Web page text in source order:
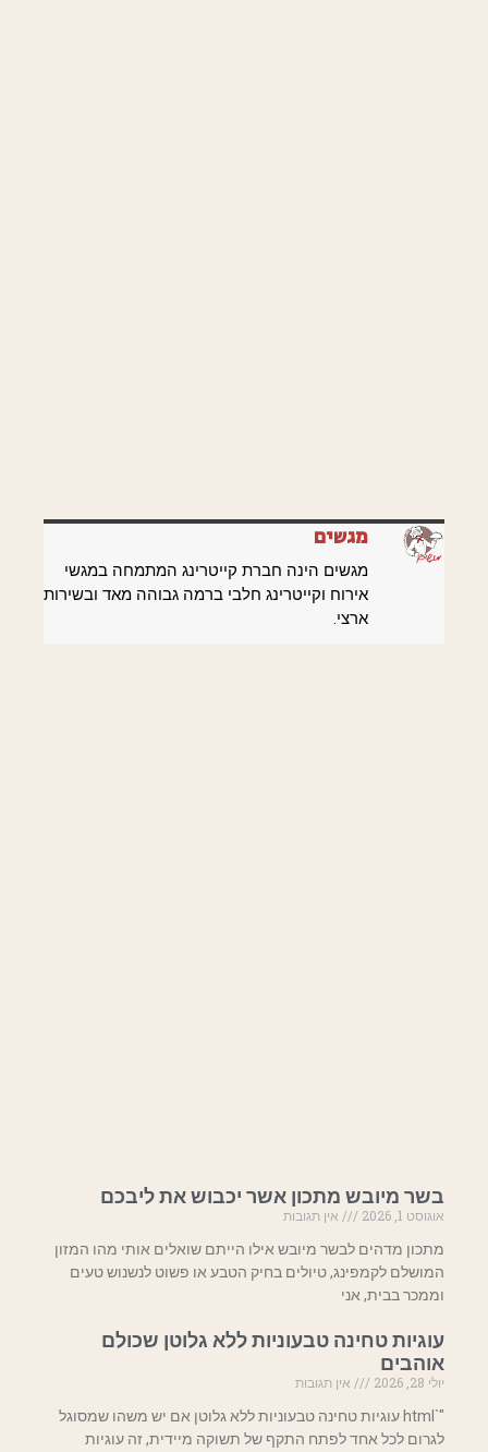
מגשים
מגשים הינה חברת קייטרינג המתמחה במגשי
אירוח וקייטרינג חלבי ברמה גבוהה מאד ובשירות
ארצי.
בשר מיובש מתכון אשר יכבוש את ליבכם
אוגוסט 1, 2026
אין תגובות
מתכון מדהים לבשר מיובש אילו הייתם שואלים אותי מהו המזון
המושלם לקמפינג, טיולים בחיק הטבע או פשוט לנשנוש טעים
וממכר בבית, אני
עוגיות טחינה טבעוניות ללא גלוטן שכולם
אוהבים
יולי 28, 2026
אין תגובות
"`html עוגיות טחינה טבעוניות ללא גלוטן אם יש משהו שמסוגל
לגרום לכל אחד לפתח התקף של תשוקה מיידית, זה עוגיות